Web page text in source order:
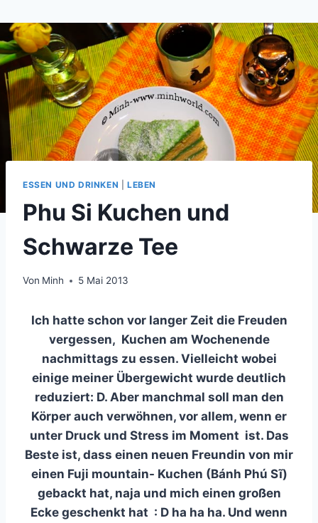
Inhalt
springen
ESSEN UND DRINKEN LEBEN
Phu Si Kuchen und
Schwarze Tee
Von Minh 5 Mai 2013
Ich hatte schon vor langer Zeit die Freuden
vergessen, Kuchen am Wochenende
nachmittags zu essen. Vielleicht wobei
einige meiner Übergewicht wurde deutlich
reduziert: D. Aber manchmal soll man den
Körper auch verwöhnen, vor allem, wenn er
unter Druck und Stress im Moment ist. Das
Beste ist, dass einen neuen Freundin von mir
einen Fuji mountain- Kuchen (Bánh Phú Sĩ)
gebackt hat, naja und mich einen großen
Ecke geschenkt hat : D ha ha ha. Und wenn